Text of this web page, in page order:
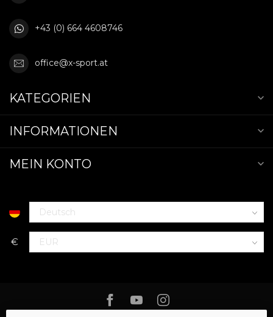
+43 (0) 664 4608746
office@x-sport.at
KATEGORIEN
INFORMATIONEN
MEIN KONTO
€